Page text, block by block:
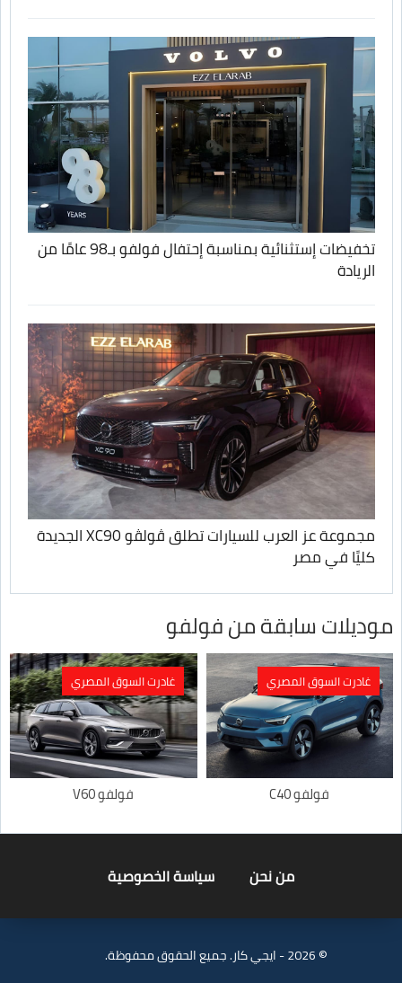
تخفيضات إستثنائية بمناسبة إحتفال فولفو بـ98 عامًا من
الريادة
مجموعة عز العرب للسيارات تطلق ڤولڤو XC90 الجديدة
كليًا في مصر
موديلات سابقة من فولفو
غادرت السوق المصري
فولفو C40
غادرت السوق المصري
فولفو V60
من نحن سياسة الخصوصية
© 2026 - ايجي كار. جميع الحقوق محفوظة.